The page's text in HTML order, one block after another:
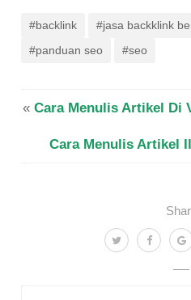
#backlink #jasa backklink
#panduan seo
#seo
« Cara Menulis Artikel Di
Cara Menulis Artikel